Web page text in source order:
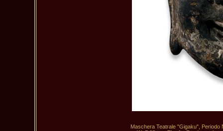
Maschera Teatrale "Gigaku",